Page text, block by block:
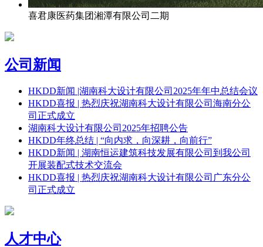
喜君康医药集团湘潭有限公司二期
公司新闻
HKDD新闻 |湖南科大设计有限公司2025年年中总结会议
HKDD喜报 | 热烈庆祝湖南科大设计有限公司海南分公
司正式成立
湖南科大设计有限公司2025年招聘公告
HKDD年终总结 | “向内求，向深耕，向前行”
HKDD新闻 | 湖南恒运建筑科技发展有限公司到我公司
开展装配式技术交流会
HKDD喜报 | 热烈庆祝湖南科大设计有限公司广东分公
司正式成立
人才中心